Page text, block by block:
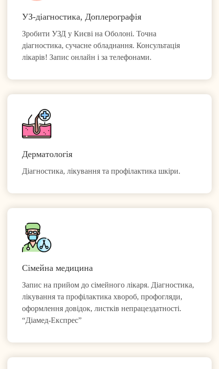
УЗ-діагностика, Доплерографія
Зробити УЗД у Києві на Оболоні. Точна
діагностика, сучасне обладнання. Консультація
лікарів! Запис онлайн і за телефонами.
Дерматологія
Діагностика, лікування та профілактика шкіри.
Сімейна медицина
Запис на прийом до сімейного лікаря. Діагностика,
лікування та профілактика хвороб, профогляди,
оформлення довідок, листків непрацездатності.
“Діамед-Експрес”